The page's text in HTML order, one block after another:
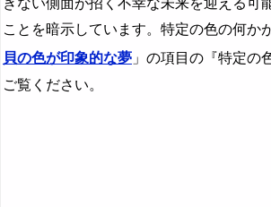
きない側面が招く不幸な未来を迎える可
ことを暗示しています。特定の色の何か
貝の色が印象的な夢 」の項目の『特定の
ご覧ください。